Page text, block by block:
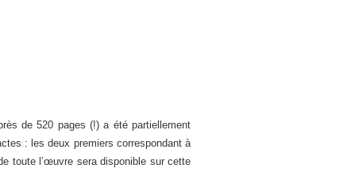
de 520 pages (!) a été partiellement
: les deux premiers correspondant à
toute l’œuvre sera disponible sur cette